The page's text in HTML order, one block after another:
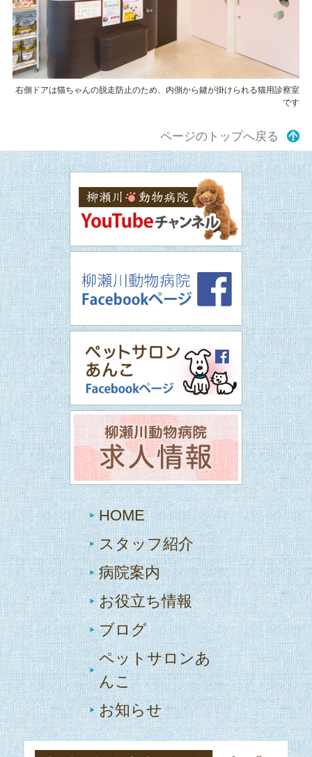
右側ドアは猫ちゃんの脱走防止のため、内側から鍵が掛けられる猫用診察室
です
ページのトップへ戻る
HOME
スタッフ紹介
病院案内
お役立ち情報
ブログ
ペットサロンあ
んこ
お知らせ